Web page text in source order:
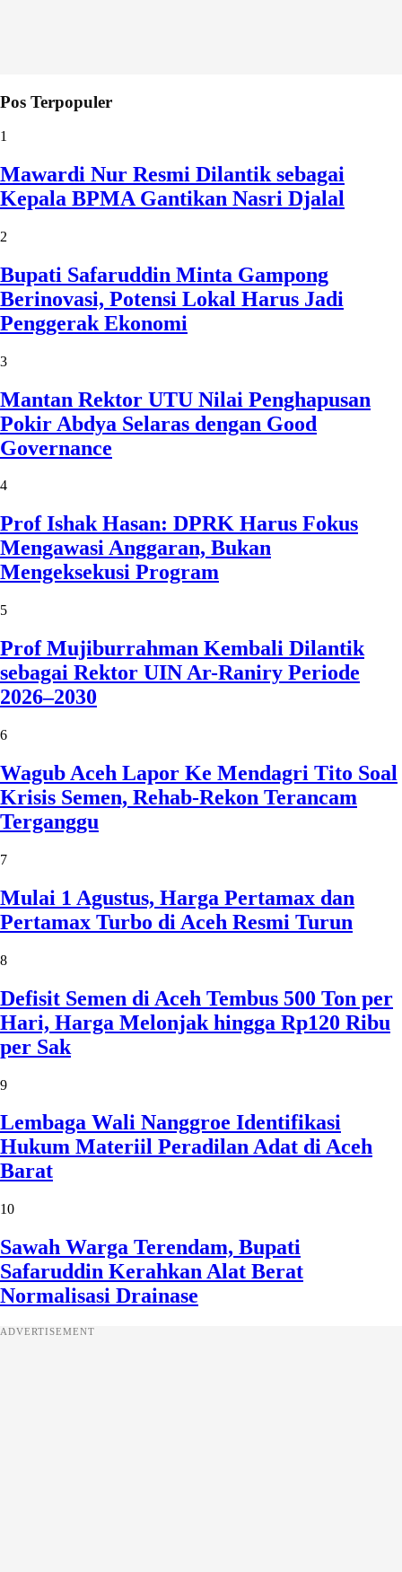
Pos Terpopuler
1
Mawardi Nur Resmi Dilantik sebagai
Kepala BPMA Gantikan Nasri Djalal
2
Bupati Safaruddin Minta Gampong
Berinovasi, Potensi Lokal Harus Jadi
Penggerak Ekonomi
3
Mantan Rektor UTU Nilai Penghapusan
Pokir Abdya Selaras dengan Good
Governance
4
Prof Ishak Hasan: DPRK Harus Fokus
Mengawasi Anggaran, Bukan
Mengeksekusi Program
5
Prof Mujiburrahman Kembali Dilantik
sebagai Rektor UIN Ar-Raniry Periode
2026–2030
6
Wagub Aceh Lapor Ke Mendagri Tito Soal
Krisis Semen, Rehab-Rekon Terancam
Terganggu
7
Mulai 1 Agustus, Harga Pertamax dan
Pertamax Turbo di Aceh Resmi Turun
8
Defisit Semen di Aceh Tembus 500 Ton per
Hari, Harga Melonjak hingga Rp120 Ribu
per Sak
9
Lembaga Wali Nanggroe Identifikasi
Hukum Materiil Peradilan Adat di Aceh
Barat
10
Sawah Warga Terendam, Bupati
Safaruddin Kerahkan Alat Berat
Normalisasi Drainase
ADVERTISEMENT